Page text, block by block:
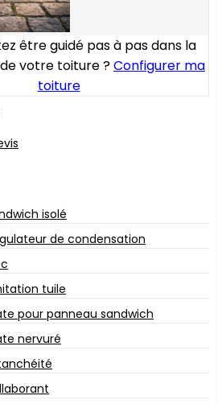
être guidé pas à pas dans la
votre toiture ?Configurer ma
toiture
isolé
de condensation
tuile
pour panneau sandwich
nervuré